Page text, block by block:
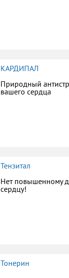
КАРДИПАЛ
Природный
вашего сердца
Тензитал
Нет повышенному
сердцу!
Тонерин